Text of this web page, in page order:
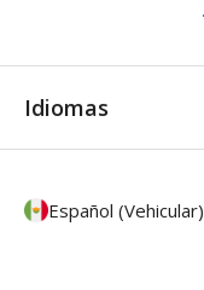
Idiomas
Español (Vehicular)